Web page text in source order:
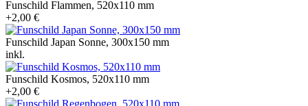
Funschild Flammen, 520x110 mm
+2,00 €
Funschild Japan Sonne, 300x150 mm
inkl.
Funschild Kosmos, 520x110 mm
+2,00 €